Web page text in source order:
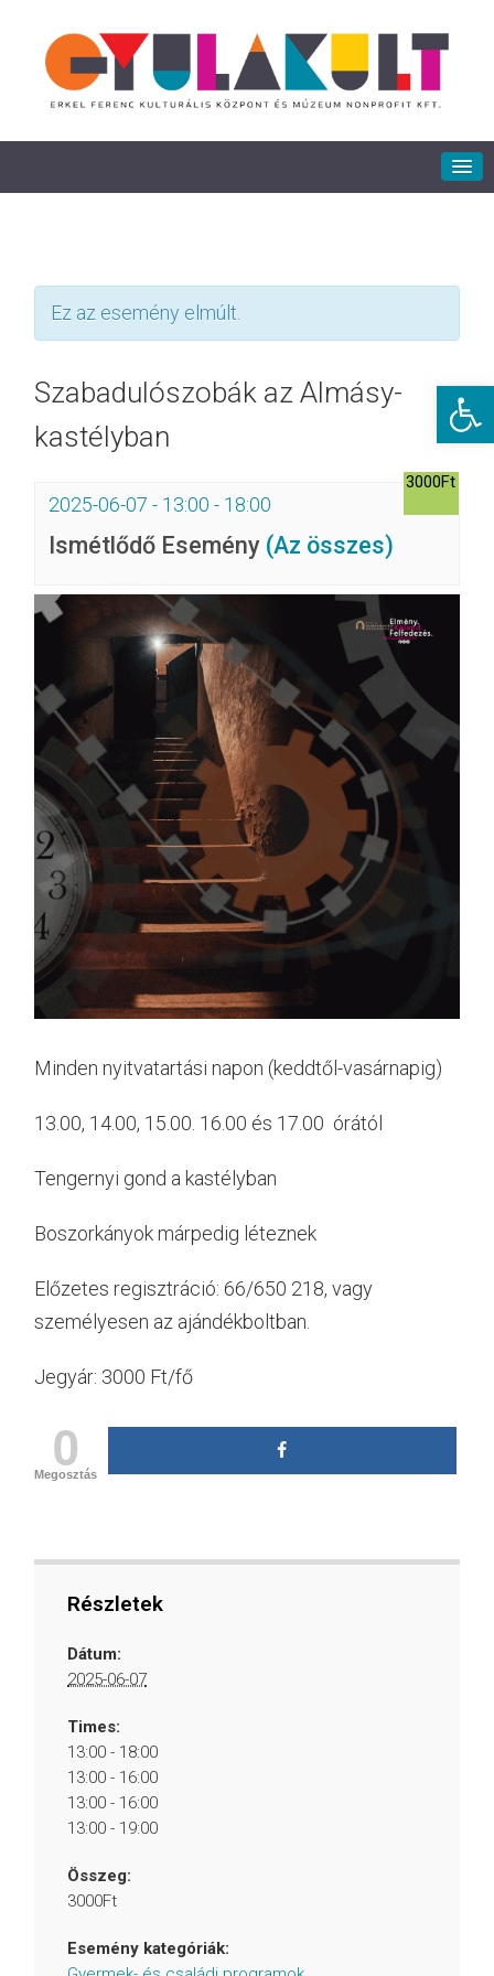
Ez az esemény elmúlt.
Szabadulószobák az Almásy-
kastélyban
2025-06-07 - 13:00 - 18:00
Ismétlődő Esemény (Az összes)
3000Ft
Minden nyitvatartási napon (keddtől-vasárnapig)
13.00, 14.00, 15.00. 16.00 és 17.00 órától
Tengernyi gond a kastélyban
Boszorkányok márpedig léteznek
Előzetes regisztráció: 66/650 218, vagy
személyesen az ajándékboltban.
Jegyár: 3000 Ft/fő
0
Megosztás
Részletek
Dátum:
2025-06-07
Times:
13:00 - 18:00
13:00 - 16:00
13:00 - 16:00
13:00 - 19:00
Összeg:
3000Ft
Esemény kategóriák: